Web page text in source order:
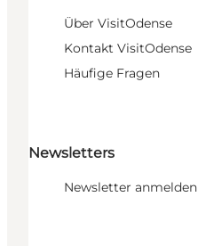
Über VisitOdense
Kontakt VisitOdense
Häufige Fragen
Newsletters
Newsletter anmelden